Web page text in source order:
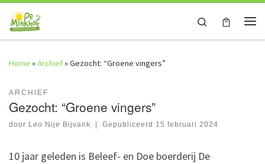
Skip to content
Search
Home »Archief»Gezocht: “Groene vingers”
ARCHIEF
Gezocht: “Groene vingers”
door Leo Nije Bijvank | Gepubliceerd 15 februari 2024
10 jaar geleden is Beleef- en Doe boerderij De